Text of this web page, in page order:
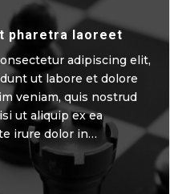
pharetra laoreet
adipiscing elit,
ut labore et dolore
veniam, quis nostrud
ut aliquip ex ea
irure dolor in…